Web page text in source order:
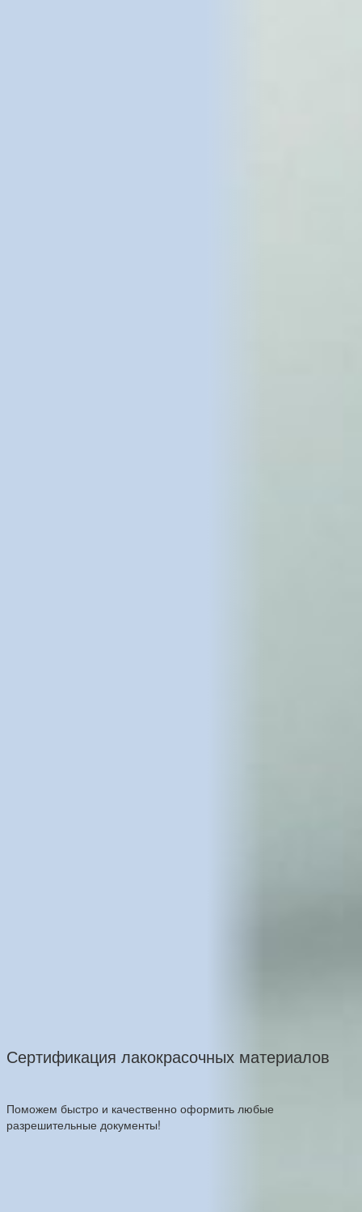
Сертификация лакокрасочных материалов
Поможем быстро и качественно оформить любые
разрешительные документы!